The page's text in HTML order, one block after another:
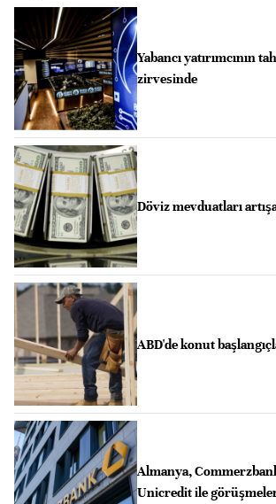
Yabancı yatırımcının
zirvesinde
Döviz mevduatları
ABD'de konut
Almanya,
Unicredit ile